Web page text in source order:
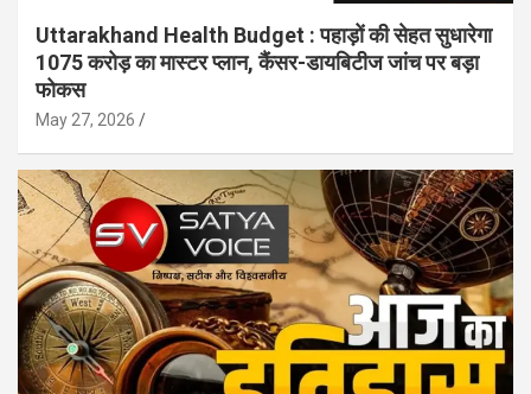
Uttarakhand Health Budget : पहाड़ों की सेहत सुधारेगा
1075 करोड़ का मास्टर प्लान, कैंसर-डायबिटीज जांच पर बड़ा
फोकस
May 27, 2026